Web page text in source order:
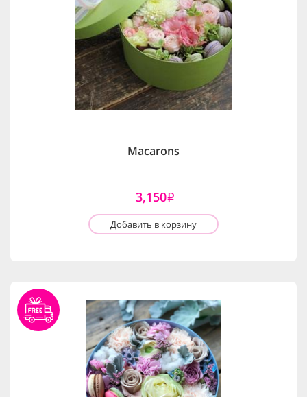
Macarons
3,150i
Добавить в корзину